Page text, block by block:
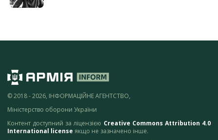
© 2018 - 2026, ІНФОРМАЦІЙНЕ АГЕНТСТВО,
Міністерство оборони України
Контент доступний за ліцензією Creative Commons Attribution 4.0
International license якщо не зазначено інше.